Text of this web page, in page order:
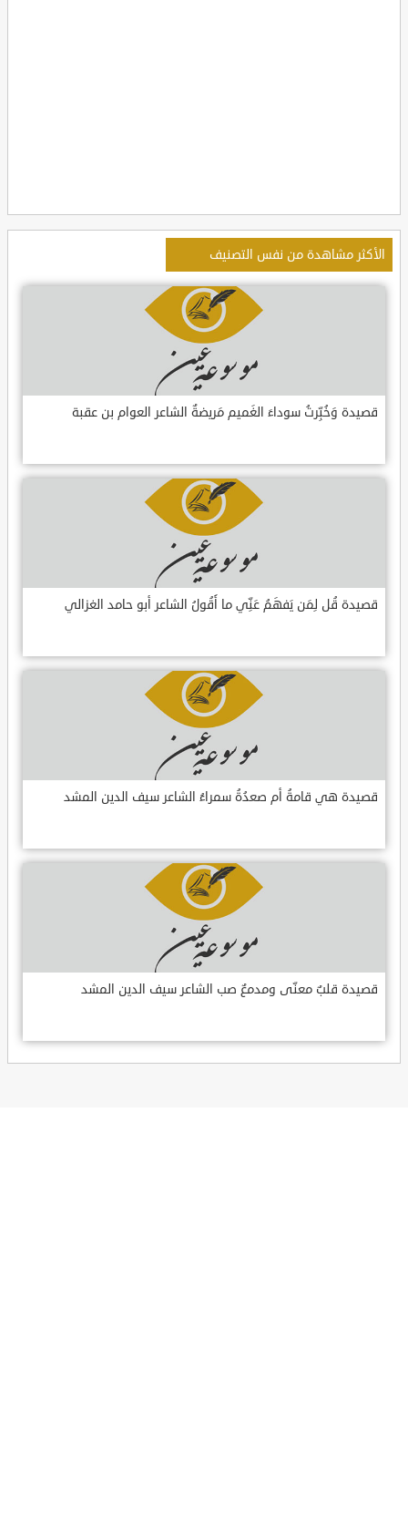
الأكثر مشاهدة من نفس التصنيف
قصيدة وَخُبِّرتُ سوداءَ الغَميم مَريضةٌ الشاعر العوام بن عقبة
قصيدة قُل لِمَن يَفهَمُ عَنِّي ما أَقُولُ الشاعر أبو حامد الغزالي
قصيدة هي قامةُ أم صعدُةُ سمراءُ الشاعر سيف الدين المشد
قصيدة قلبٌ معنّى ومدمعٌ صب الشاعر سيف الدين المشد